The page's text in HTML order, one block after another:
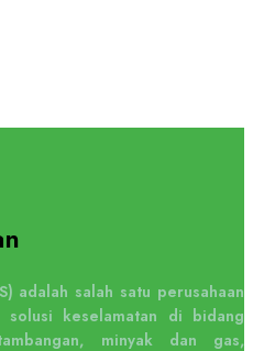
adalah salah satu perusahaan
solusi keselamatan di bidang
minyak dan gas,